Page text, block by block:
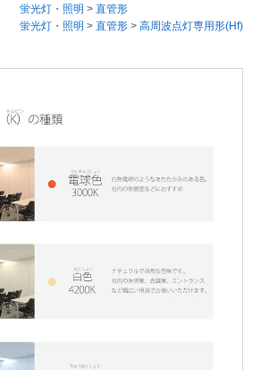
蛍光灯・照明 > 直管形
蛍光灯・照明 > 直管形 > 高周波点灯専用形(Hf)